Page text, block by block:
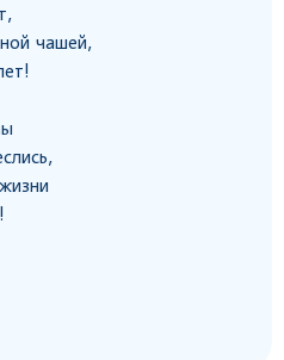
чашей,